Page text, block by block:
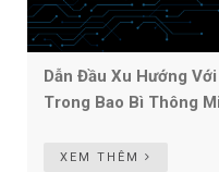
Dẫn Đầu Xu Hướng
Trong Bao Bì Thông
XEM THÊM